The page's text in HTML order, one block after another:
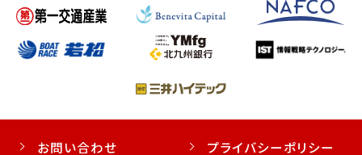
お問い合わせ プライバシーポリシー